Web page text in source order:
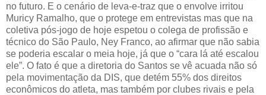
no futuro. E o cenário de leva-e-traz que o envolve irritou
Muricy Ramalho, que o protege em entrevistas mas que na
coletiva pós-jogo de hoje espetou o colega de profissão e
técnico do São Paulo, Ney Franco, ao afirmar que não sabia
se poderia escalar o meia hoje, já que o “cara lá até escalou
ele”. O fato é que a diretoria do Santos se vê acuada não só
pela movimentação da DIS, que detém 55% dos direitos
econômicos do atleta, mas também por clubes rivais e pela